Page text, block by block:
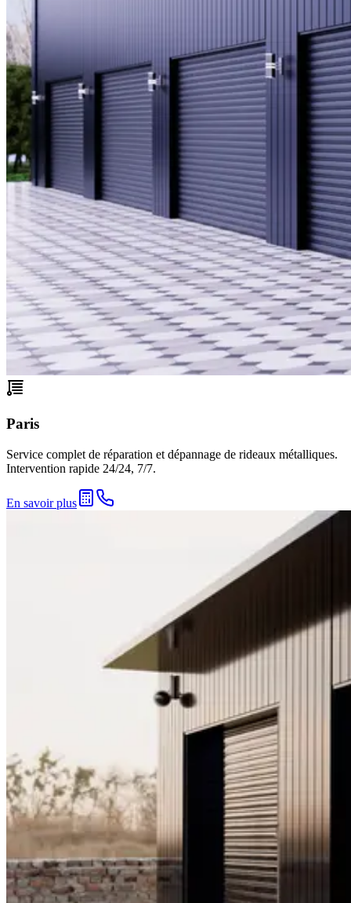
Paris
Service complet de réparation et dépannage de rideaux métalliques.
Intervention rapide 24/24, 7/7.
En savoir plus